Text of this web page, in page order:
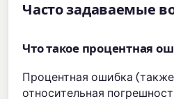
Часто задаваемые
Что такое процентная
Процентная ошибка (также
относительная